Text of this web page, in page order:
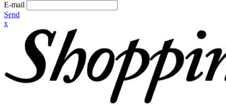
E-mail
Send
x